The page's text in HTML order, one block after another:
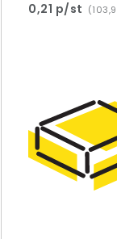
0,21 p/st